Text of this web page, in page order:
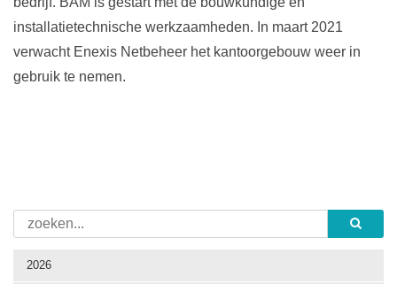
2026
installatietechnische werkzaamheden. In maart 2021
verwacht Enexis Netbeheer het kantoorgebouw weer in
gebruik te nemen.